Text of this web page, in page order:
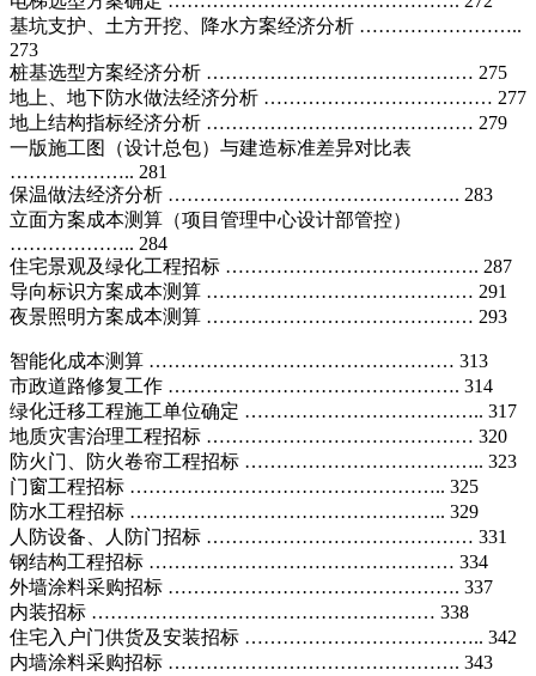
基坑支护、土方开挖、降水方案经济分析 ……………………..
273
桩基选型方案经济分析 …………………………………… 275
地上、地下防水做法经济分析 ……………………………… 277
地上结构指标经济分析 …………………………………… 279
一版施工图（设计总包）与建造标准差异对比表
……………….. 281
保温做法经济分析 ………………………………………. 283
立面方案成本测算（项目管理中心设计部管控）
……………….. 284
住宅景观及绿化工程招标 …………………………………. 287
导向标识方案成本测算 …………………………………… 291
夜景照明方案成本测算 …………………………………… 293
智能化成本测算 ………………………………………… 313
市政道路修复工作 ………………………………………. 314
绿化迁移工程施工单位确定 ……………………………….. 317
地质灾害治理工程招标 …………………………………… 320
防火门、防火卷帘工程招标 ……………………………….. 323
门窗工程招标 ………………………………………….. 325
防水工程招标 ………………………………………….. 329
人防设备、人防门招标 …………………………………… 331
钢结构工程招标 ………………………………………… 334
外墙涂料采购招标 ………………………………………. 337
内装招标 ……………………………………………… 338
住宅入户门供货及安装招标 ……………………………….. 342
内墙涂料采购招标 ………………………………………. 343